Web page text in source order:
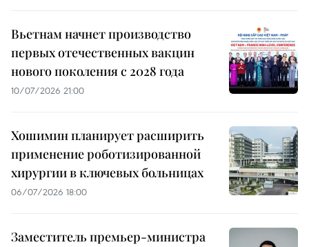
Вьетнам начнет производство
первых отечественных вакцин
нового поколения с 2028 года
10/07/2026 21:00
Хошимин планирует расширить
применение роботизированной
хирургии в ключевых больницах
06/07/2026 18:00
Заместитель премьер-министра